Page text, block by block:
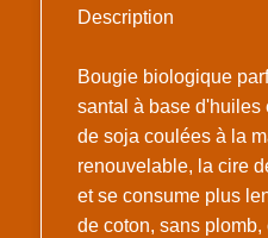
Description
Bougie biologique
santal à base d'huiles
de soja coulées à la
renouvelable, la cire
et se consume plus
de coton, sans plomb,